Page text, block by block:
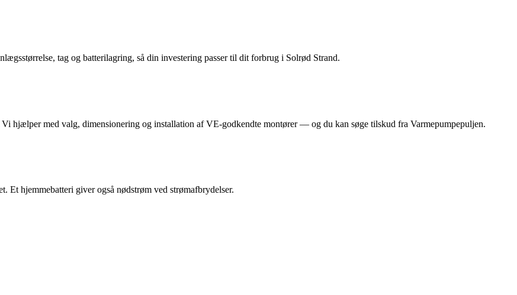
tag og batterilagring, så din investering passer til dit forbrug i Solrød Strand.
hjælper med valg, dimensionering og installation af VE-godkendte montører — og du kan søge tilskud fra Varmepumpepuljen.
Et hjemmebatteri giver også nødstrøm ved strømafbrydelser.